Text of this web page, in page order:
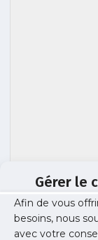
Gérer le
Afin de vous
besoins, nous
avec votre
200.png